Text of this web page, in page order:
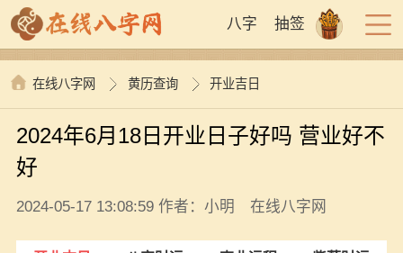
八字 抽签
在线八字网 黄历查询 开业吉日
2024年6月18日开业日子好吗 营业好不
好
2024-05-17 13:08:59 作者：小明 在线八字网